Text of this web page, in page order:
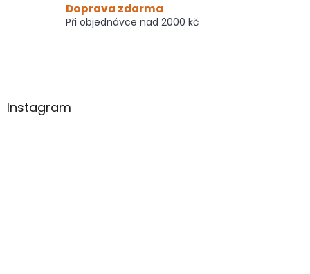
Doprava zdarma
Při objednávce nad 2000 kč
Z
aInstagram